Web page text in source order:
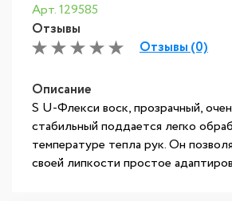
Арт. 129585
Отзывы
Отзывы (0)
Описание
S U-Флекси воск, прозрачный,
стабильный поддается легко
температуре тепла рук. Он
своей липкости простое